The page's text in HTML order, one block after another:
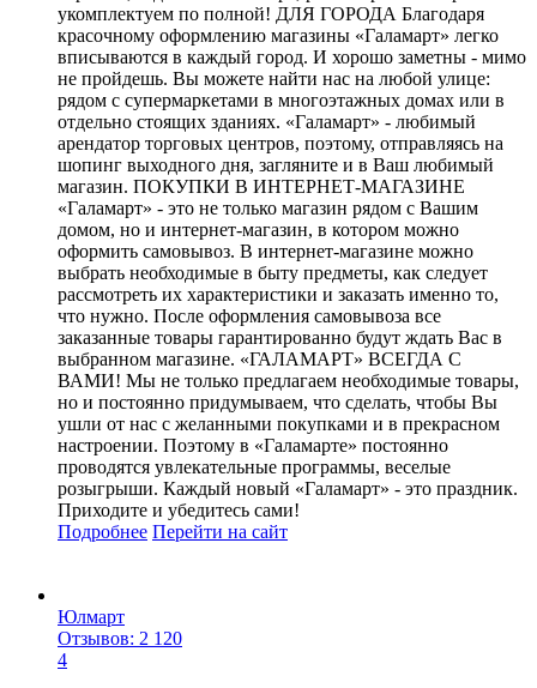
укомплектуем по полной! ДЛЯ ГОРОДА Благодаря
красочному оформлению магазины «Галамарт» легко
вписываются в каждый город. И хорошо заметны - мимо
не пройдешь. Вы можете найти нас на любой улице:
рядом с супермаркетами в многоэтажных домах или в
отдельно стоящих зданиях. «Галамарт» - любимый
арендатор торговых центров, поэтому, отправляясь на
шопинг выходного дня, загляните и в Ваш любимый
магазин. ПОКУПКИ В ИНТЕРНЕТ-МАГАЗИНЕ
«Галамарт» - это не только магазин рядом с Вашим
домом, но и интернет-магазин, в котором можно
оформить самовывоз. В интернет-магазине можно
выбрать необходимые в быту предметы, как следует
рассмотреть их характеристики и заказать именно то,
что нужно. После оформления самовывоза все
заказанные товары гарантированно будут ждать Вас в
выбранном магазине. «ГАЛАМАРТ» ВСЕГДА С
ВАМИ! Мы не только предлагаем необходимые товары,
но и постоянно придумываем, что сделать, чтобы Вы
ушли от нас с желанными покупками и в прекрасном
настроении. Поэтому в «Галамарте» постоянно
проводятся увлекательные программы, веселые
розыгрыши. Каждый новый «Галамарт» - это праздник.
Приходите и убедитесь сами!
Подробнее Перейти на сайт
Юлмарт
Отзывов: 2 120
4